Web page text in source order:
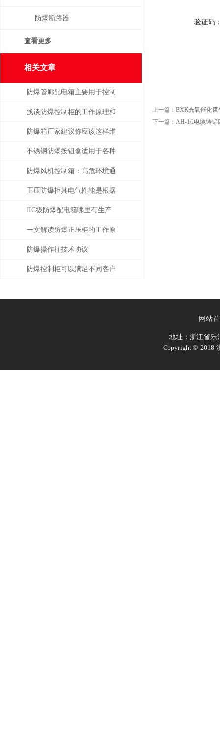
验证码
上一篇： BXK光氧催化废
下一篇： AH-1/2电缆铸铝
防爆断路器
查看更多
相关文章
防爆管廊配电箱主要用于控制
和分配管廊内的电力资源
浅谈防爆控制柜的工作原理和
优点
防爆箱厂家建议你应该这样维
护防爆类产品！
不锈钢防爆按钮盒适用于各种
易燃易爆环境
防爆风机控制箱：高危环境通
风系统的核心控制单元
正压防爆柜其电气性能是根据
必要的控制要求设计的
IIC级防爆配电箱哪里有生产
一文解读防爆正压柜的工作原
理及其结构特点
防爆操作柱技术协议
防爆控制柜可以满足不同客户
网站
地址：浙江省
Copyright © 2018